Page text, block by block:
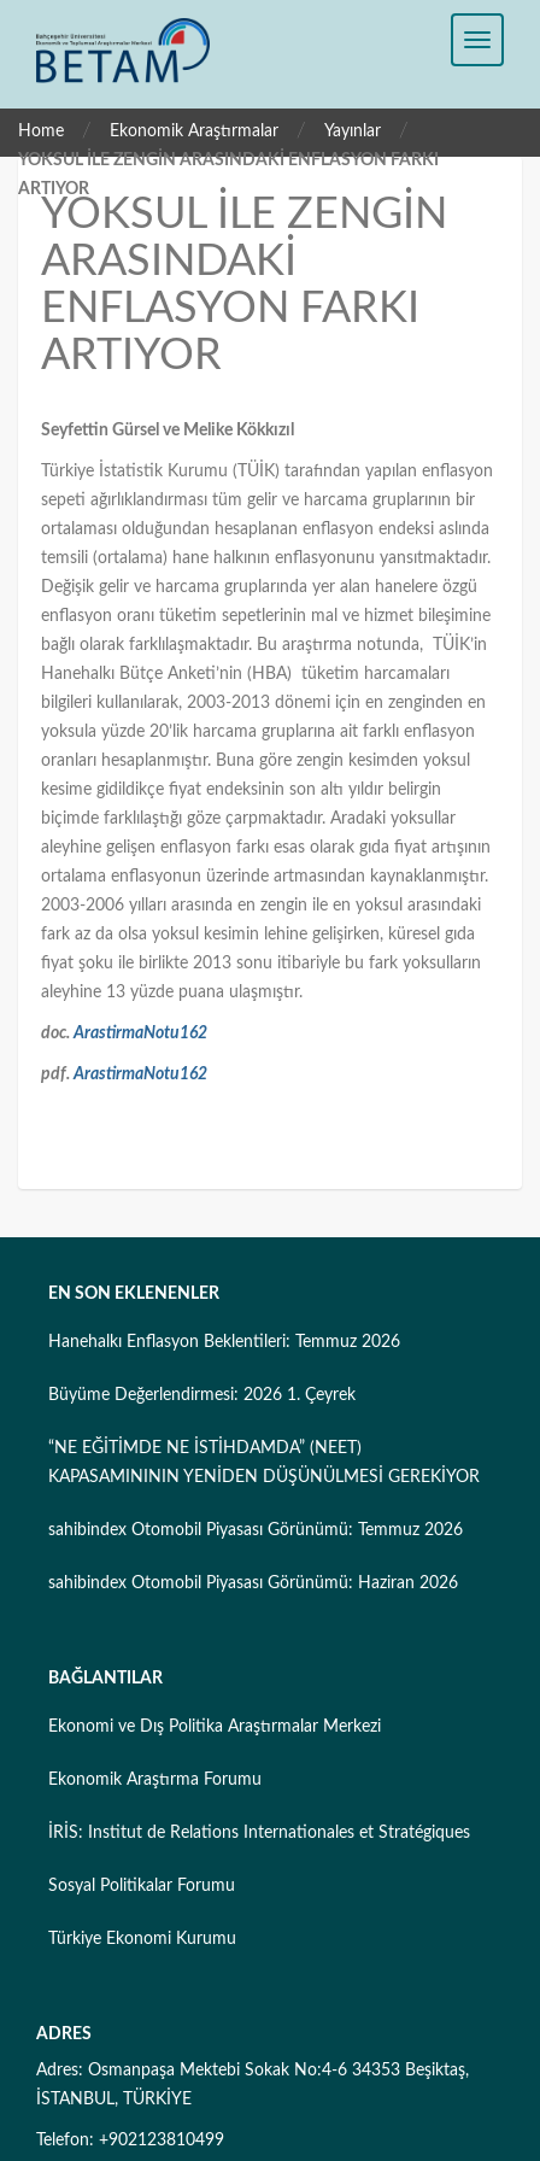
Home / Ekonomik Araştırmalar / Yayınlar /
YOKSUL İLE ZENGİN ARASINDAKİ ENFLASYON FARKI
ARTIYOR
YOKSUL İLE ZENGİN
ARASINDAKİ
ENFLASYON FARKI
ARTIYOR
Seyfettin Gürsel ve Melike Kökkızıl
Türkiye İstatistik Kurumu (TÜİK) tarafından yapılan enflasyon
sepeti ağırlıklandırması tüm gelir ve harcama gruplarının bir
ortalaması olduğundan hesaplanan enflasyon endeksi aslında
temsili (ortalama) hane halkının enflasyonunu yansıtmaktadır.
Değişik gelir ve harcama gruplarında yer alan hanelere özgü
enflasyon oranı tüketim sepetlerinin mal ve hizmet bileşimine
bağlı olarak farklılaşmaktadır. Bu araştırma notunda, TÜİK’in
Hanehalkı Bütçe Anketi’nin (HBA) tüketim harcamaları
bilgileri kullanılarak, 2003-2013 dönemi için en zenginden en
yoksula yüzde 20’lik harcama gruplarına ait farklı enflasyon
oranları hesaplanmıştır. Buna göre zengin kesimden yoksul
kesime gidildikçe fiyat endeksinin son altı yıldır belirgin
biçimde farklılaştığı göze çarpmaktadır. Aradaki yoksullar
aleyhine gelişen enflasyon farkı esas olarak gıda fiyat artışının
ortalama enflasyonun üzerinde artmasından kaynaklanmıştır.
2003-2006 yılları arasında en zengin ile en yoksul arasındaki
fark az da olsa yoksul kesimin lehine gelişirken, küresel gıda
fiyat şoku ile birlikte 2013 sonu itibariyle bu fark yoksulların
aleyhine 13 yüzde puana ulaşmıştır.
doc.ArastirmaNotu162
pdf.ArastirmaNotu162
EN SON EKLENENLER
Hanehalkı Enflasyon Beklentileri: Temmuz 2026
Büyüme Değerlendirmesi: 2026 1. Çeyrek
“NE EĞİTİMDE NE İSTİHDAMDA” (NEET)
KAPASAMINININ YENİDEN DÜŞÜNÜLMESİ GEREKİYOR
sahibindex Otomobil Piyasası Görünümü: Temmuz 2026
sahibindex Otomobil Piyasası Görünümü: Haziran 2026
BAĞLANTILAR
Ekonomi ve Dış Politika Araştırmalar Merkezi
Ekonomik Araştırma Forumu
İRİS: Institut de Relations Internationales et Stratégiques
Sosyal Politikalar Forumu
Türkiye Ekonomi Kurumu
ADRES
Adres: Osmanpaşa Mektebi Sokak No:4-6 34353 Beşiktaş,
İSTANBUL, TÜRKİYE
Telefon: +902123810499